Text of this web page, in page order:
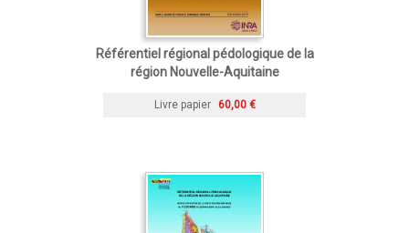
Référentiel régional pédologique de la
région Nouvelle-Aquitaine
Livre papier 60,00 €